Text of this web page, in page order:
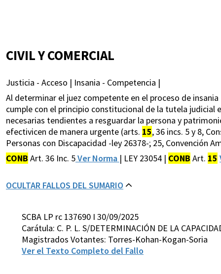
CIVIL Y COMERCIAL
Justicia - Acceso | Insania - Competencia |
Al determinar el juez competente en el proceso de
cumple con el principio constitucional de la tutela
necesarias tendientes a resguardar la persona y
efectivicen de manera urgente (arts. 15, 36 incs. 5 y 8,
Personas con Discapacidad -ley 26378-; 25, Convención
CONB Art. 36 Inc. 5Ver Norma | LEY 23054 | CONB Art. 15
OCULTAR FALLOS DEL SUMARIO
SCBA LP rc 137690 I 30/09/2025
Carátula: C. P. L. S/DETERMINACIÓN DE LA
Magistrados Votantes: Torres-Kohan-Kogan-Soria
Ver el Texto Completo del Fallo